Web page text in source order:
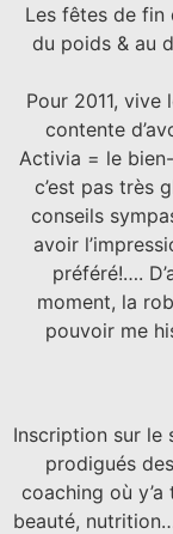
Les fêtes de fin
du poids & au
Pour 2011,
contente
Activia = le
c’est pas très
conseils
avoir
préféré!….
moment, la
pouvoir me
Inscription sur le
prodigués
coaching où
beauté,